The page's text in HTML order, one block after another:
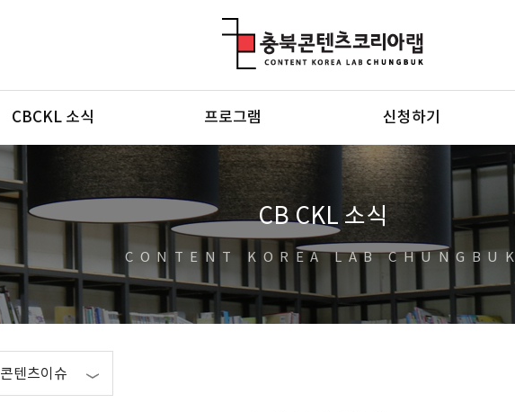
CBCKL 소식 프로그램 신청하기
CB CKL 소식
CONTENT KOREA LAB CHUNGBUK
콘텐츠이슈